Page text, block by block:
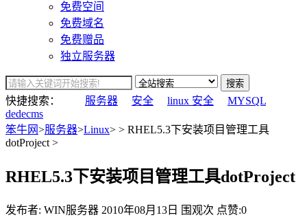
免费空间
免费域名
免费赠品
独立服务器
搜索
快捷搜索： 服务器 安全 linux 安全
MYSQL
dedecms
笨牛网>服务器>Linux> > RHEL5.3下安装项目管理工具
dotProject >
RHEL5.3下安装项目管理工具dotProject
发布者: WIN服务器 2010年08月13日 围观次 点赞:0